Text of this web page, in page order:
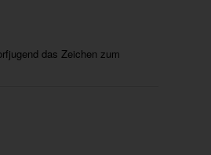
das Zeichen zum